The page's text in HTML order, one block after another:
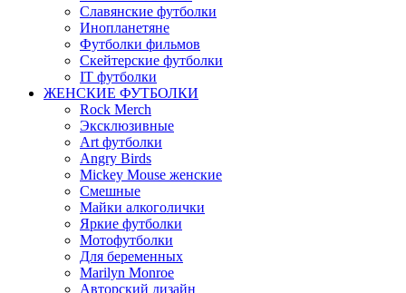
Славянские футболки
Инопланетяне
Футболки фильмов
Скейтерские футболки
IT футболки
ЖЕНСКИЕ ФУТБОЛКИ
Rock Merch
Эксклюзивные
Art футболки
Angry Birds
Mickey Mouse женские
Смешные
Майки алкоголички
Яркие футболки
Мотофутболки
Для беременных
Marilyn Monroe
Авторский дизайн